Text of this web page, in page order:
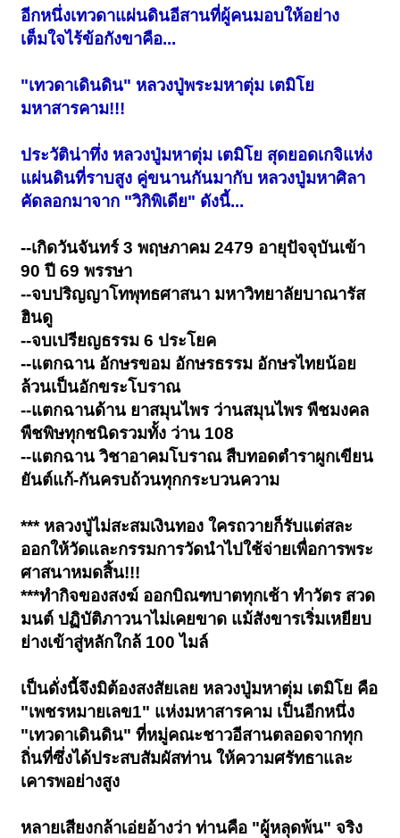
อีกหนึ่งเทวดาแผ่นดินอีสานที่ผู้คนมอบให้อย่าง
เต็มใจไร้ข้อกังขาคือ...
"เทวดาเดินดิน" หลวงปู่พระมหาตุ่ม เตมิโย
มหาสารคาม!!!
ประวัติน่าทึ่ง หลวงปู่มหาตุ่ม เตมิโย สุดยอดเกจิแห่ง
แผ่นดินที่ราบสูง คู่ขนานกันมากับ หลวงปู่มหาศิลา
คัดลอกมาจาก "วิกิพิเดีย" ดังนี้...
--เกิดวันจันทร์ 3 พฤษภาคม 2479 อายุปัจจุบันเข้า
90 ปี 69 พรรษา
--จบปริญญาโทพุทธศาสนา มหาวิทยาลัยบาณารัส
ฮินดู
--จบเปรียญธรรม 6 ประโยค
--แตกฉาน อักษรขอม อักษรธรรม อักษรไทยน้อย
ล้วนเป็นอักขระโบราณ
--แตกฉานด้าน ยาสมุนไพร ว่านสมุนไพร พืชมงคล
พืชพิษทุกชนิดรวมทั้ง ว่าน 108
--แตกฉาน วิชาอาคมโบราณ สืบทอดตำราผูกเขียน
ยันต์แก้-กันครบถ้วนทุกกระบวนความ
*** หลวงปู่ไม่สะสมเงินทอง ใครถวายก็รับแต่สละ
ออกให้วัดและกรรมการวัดนำไปใช้จ่ายเพื่อการพระ
ศาสนาหมดสิ้น!!!
***ทำกิจของสงฆ์ ออกบิณฑบาตทุกเช้า ทำวัตร สวด
มนต์ ปฏิบัติภาวนาไม่เคยขาด แม้สังขารเริ่มเหยียบ
ย่างเข้าสู่หลักใกล้ 100 ไมล์
เป็นดั่งนี้จึงมิต้องสงสัยเลย หลวงปู่มหาตุ่ม เตมิโย คือ
"เพชรหมายเลข1" แห่งมหาสารคาม เป็นอีกหนึ่ง
"เทวดาเดินดิน" ที่หมู่คณะชาวอีสานตลอดจากทุก
ถิ่นที่ซึ่งได้ประสบสัมผัสท่าน ให้ความศรัทธาและ
เคารพอย่างสูง
หลายเสียงกล้าเอ่ยอ้างว่า ท่านคือ "ผู้หลุดพ้น" จริง